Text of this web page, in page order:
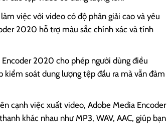
việc với video có độ phân giải cao và yêu
2020 hỗ trợ màu sắc chính xác và tính
2020 cho phép người dùng điều
soát dung lượng tệp đầu ra mà vẫn đảm
cạnh việc xuất video, Adobe Media Encoder
khác nhau như MP3, WAV, AAC, giúp bạn